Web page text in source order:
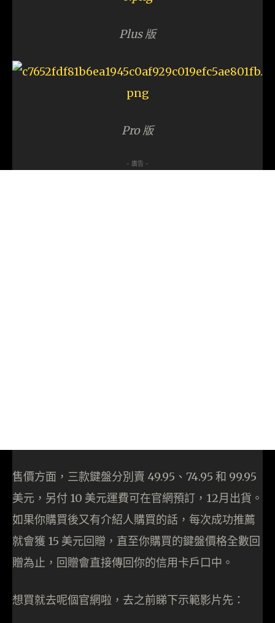
Plus 版
Pro 版
- 廣告 -
售價方面，三款鍵盤分別賣 49.95、74.95 和 99.95
美元，另付 10 美元運費可在官網預訂，12月出貨。
如果你購買後又有介紹人購買的話，每次成功推薦
就會獲 15 美元回贈，直至你購買的鍵盤價格全數回
贈為止，回贈會直接傳回你的信用卡戶口中。
想買就去呢個官網啦，去之前睇下示範影片先：